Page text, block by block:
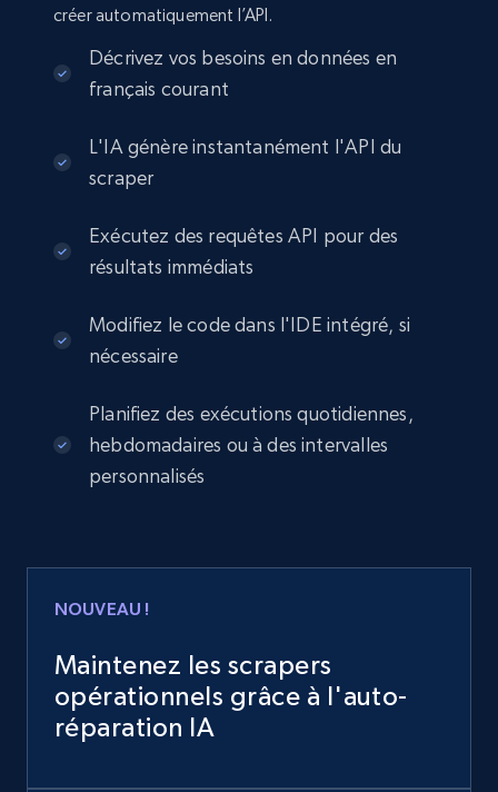
créer automatiquement l’API.
Décrivez vos besoins en données en
français courant
L'IA génère instantanément l'API du
scraper
Exécutez des requêtes API pour des
résultats immédiats
Modifiez le code dans l'IDE intégré, si
nécessaire
Planifiez des exécutions quotidiennes,
hebdomadaires ou à des intervalles
personnalisés
NOUVEAU !
Maintenez les scrapers
opérationnels grâce à l'auto-
réparation IA